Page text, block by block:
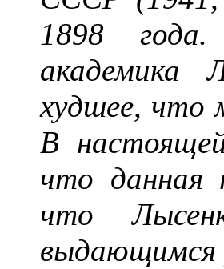
1898
академика
худшее, что
В
что данная
что
выдающимся